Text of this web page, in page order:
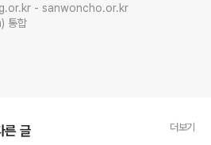
통합
른 글 더보기